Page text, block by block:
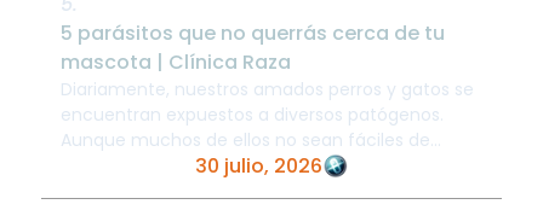
5 parásitos que no querrás cerca de tu
mascota | Clínica Raza
Diariamente, nuestros amados perros y gatos se
encuentran expuestos a diversos patógenos.
Aunque muchos de ellos no sean fáciles de
observar a simple vista, pueden habitar en su ...
30 julio, 2026